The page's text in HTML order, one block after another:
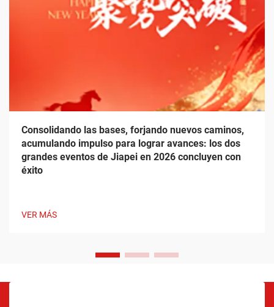
Consolidando las bases, forjando nuevos caminos,
acumulando impulso para lograr avances: los dos
grandes eventos de Jiapei en 2026 concluyen con
éxito
VER MÁS